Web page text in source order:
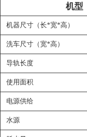
机型
机器尺寸（长*宽*高）
洗车尺寸（宽*高）
导轨长度
使用面积
电源供给
水源